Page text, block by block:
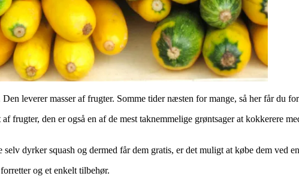
Den leverer masser af frugter. Somme tider næsten for mange, så her får du
frugter, den er også en af de mest taknemmelige grøntsager at kokkerere
dyrker squash og dermed får dem gratis, er det muligt at købe dem ved
og et enkelt tilbehør.